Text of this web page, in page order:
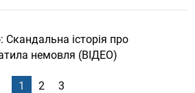
Скандальна історія про
немовля (ВІДЕО)
1 2 3